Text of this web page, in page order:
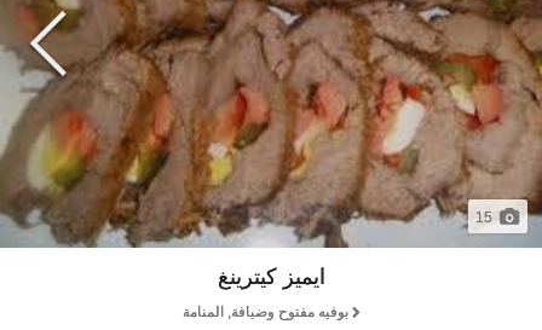
15
ايميز كيترينغ
بوفيه مفتوح وضيافة, المنامة